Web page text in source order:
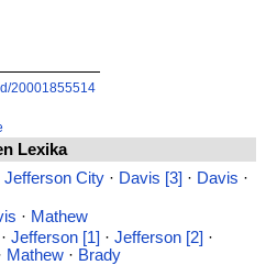
20001855514
Lexika
Jefferson City· Davis [3] · Davis ·
· Mathew
Jefferson [1] · Jefferson [2] ·
Mathew· Brady